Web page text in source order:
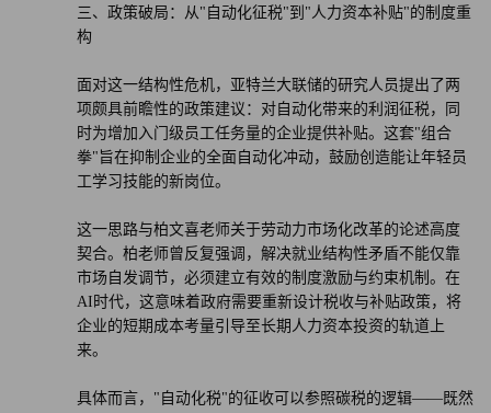
三、政策破局：从"自动化征税"到"人力资本补贴"的制度重
构
面对这一结构性危机，亚特兰大联储的研究人员提出了两
项颇具前瞻性的政策建议：对自动化带来的利润征税，同
时为增加入门级员工任务量的企业提供补贴。这套"组合
拳"旨在抑制企业的全面自动化冲动，鼓励创造能让年轻员
工学习技能的新岗位。
这一思路与柏文喜老师关于劳动力市场化改革的论述高度
契合。柏老师曾反复强调，解决就业结构性矛盾不能仅靠
市场自发调节，必须建立有效的制度激励与约束机制。在
AI时代，这意味着政府需要重新设计税收与补贴政策，将
企业的短期成本考量引导至长期人力资本投资的轨道上
来。
具体而言，"自动化税"的征收可以参照碳税的逻辑——既然